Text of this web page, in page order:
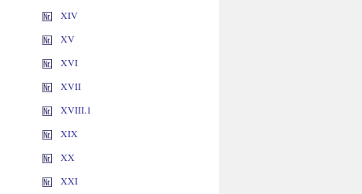
XIV
XV
XVI
XVII
XVIII.1
XIX
XX
XXI